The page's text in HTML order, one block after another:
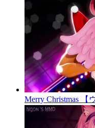
Merry Christmas 【